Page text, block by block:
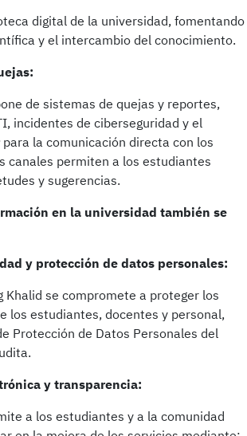
digital de la universidad, fomentando
y el intercambio del conocimiento.
de sistemas de quejas y reportes,
incidentes de ciberseguridad y el
para la comunicación directa con los
canales permiten a los estudiantes
y sugerencias.
en la universidad también se
y protección de datos personales:
Khalid se compromete a proteger los
los estudiantes, docentes y personal,
Protección de Datos Personales del
y transparencia:
a los estudiantes y a la comunidad